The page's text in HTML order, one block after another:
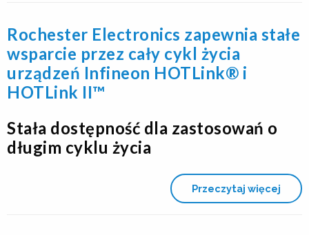
Rochester Electronics zapewnia stałe
wsparcie przez cały cykl życia
urządzeń Infineon HOTLink® i
HOTLink II™
Stała dostępność dla zastosowań o
długim cyklu życia
Przeczytaj więcej